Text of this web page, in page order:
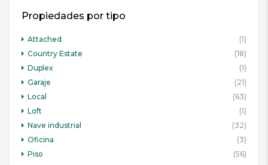
Propiedades por tipo
Attached
(1)
Country Estate
(18)
Duplex
(1)
Garaje
(21)
Local
(63)
Loft
(1)
Nave industrial
(32)
Oficina
(3)
Piso
(56)